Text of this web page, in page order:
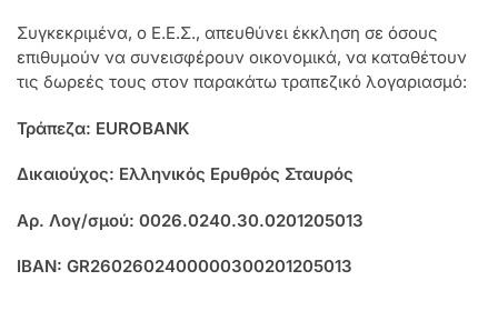
Συγκεκριμένα, ο Ε.Ε.Σ., απευθύνει έκκληση σε όσους
επιθυμούν να συνεισφέρουν οικονομικά, να καταθέτουν
τις δωρεές τους στον παρακάτω τραπεζικό λογαριασμό:
Τράπεζα: EUROBANK
Δικαιούχος: Ελληνικός Ερυθρός Σταυρός
Αρ. Λογ/σμού: 0026.0240.30.0201205013
IBAN: GR2602602400000300201205013